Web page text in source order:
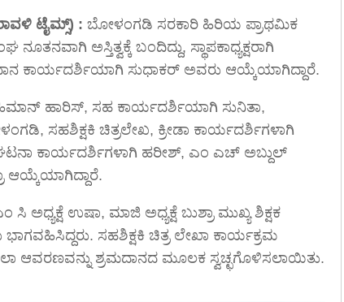
ಟೈಮ್ಸ್) : ಬೋಳಂಗಡಿ ಸರಕಾರಿ ಹಿರಿಯ ಪ್ರಾಥಮಿಕ
ಅಸ್ತಿತ್ವಕ್ಕೆ ಬಂದಿದ್ದು, ಸ್ಥಾಪಕಾಧ್ಯಕ್ಷರಾಗಿ
ಕಾರ್ಯದರ್ಶಿಯಾಗಿ ಸುಧಾಕರ್ ಅವರು ಆಯ್ಕೆಯಾಗಿದ್ದಾರೆ.
ಹಾರಿಸ್, ಸಹ ಕಾರ್ಯದರ್ಶಿಯಾಗಿ ಸುನಿತಾ,
ಸಹಶಿಕ್ಷಕಿ ಚಿತ್ರಲೇಖ, ಕ್ರೀಡಾ ಕಾರ್ಯದರ್ಶಿಗಳಾಗಿ
ಕಾರ್ಯದರ್ಶಿಗಳಾಗಿ ಹರೀಶ್, ಎಂ ಎಚ್ ಅಬ್ದುಲ್
ಆಯ್ಕೆಯಾಗಿದ್ದಾರೆ.
ಅಧ್ಯಕ್ಷೆ ಉಷಾ, ಮಾಜಿ ಅಧ್ಯಕ್ಷೆ ಬುಶ್ರಾ ಮುಖ್ಯ ಶಿಕ್ಷಕ
ಸಹಶಿಕ್ಷಕಿ ಚಿತ್ರ ಲೇಖಾ ಕಾರ್ಯಕ್ರಮ
ಆವರಣವನ್ನು ಶ್ರಮದಾನದ ಮೂಲಕ ಸ್ವಚ್ಛಗೊಳಿಸಲಾಯಿತು.